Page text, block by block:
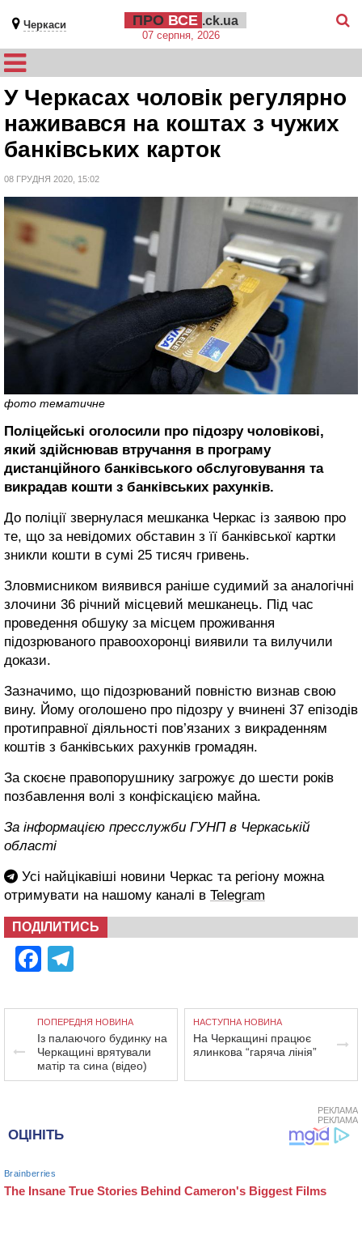
Черкаси ПРО ВСЕ .ck.ua
07 серпня, 2026
У Черкасах чоловік регулярно
наживався на коштах з чужих
банківських карток
08 ГРУДНЯ 2020, 15:02
фото тематичне
Поліцейські оголосили про підозру чоловікові,
який здійснював втручання в програму
дистанційного банківського обслуговування та
викрадав кошти з банківських рахунків.
До поліції звернулася мешканка Черкас із заявою про
те, що за невідомих обставин з її банківської картки
зникли кошти в сумі 25 тисяч гривень.
Зловмисником виявився раніше судимий за аналогічні
злочини 36 річний місцевий мешканець. Під час
проведення обшуку за місцем проживання
підозрюваного правоохоронці виявили та вилучили
докази.
Зазначимо, що підозрюваний повністю визнав свою
вину. Йому оголошено про підозру у вчинені 37 епізодів
протиправної діяльності пов’язаних з викраденням
коштів з банківських рахунків громадян.
За скоєне правопорушнику загрожує до шести років
позбавлення волі з конфіскацією майна.
За інформацією пресслужби ГУНП в Черкаській
області
Усі найцікавіші новини Черкас та регіону можна
отримувати на нашому каналі в Telegram
ПОДІЛИТИСЬ
Facebook
ПОПЕРЕДНЯ НОВИНА
Із палаючого будинку на
Черкащині врятували
матір та сина (відео)
НАСТУПНА НОВИНА
На Черкащині працює
ялинкова “гаряча лінія”
РЕКЛАМА
РЕКЛАМА